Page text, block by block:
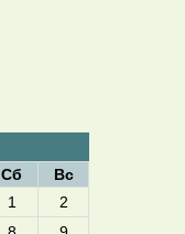
Сб
Вс
1
2